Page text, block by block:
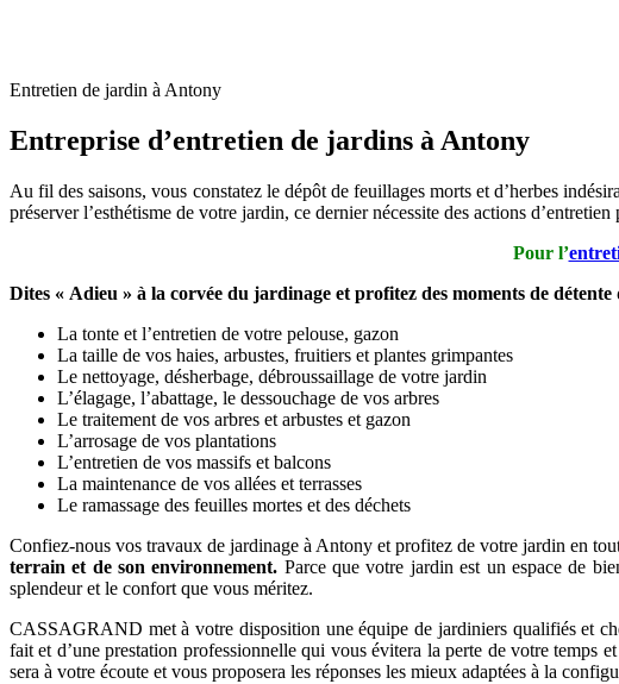
Entretien de jardin à Antony
Entreprise d’entretien de jardins à Antony
Au fil des saisons, vous constatez le dépôt de feuillages morts et d’herbes
préserver l’esthétisme de votre jardin, ce dernier nécessite des actions
Pour l’
Dites « Adieu » à la corvée du jardinage et profitez des moments de
La tonte et l’entretien de votre pelouse, gazon
La taille de vos haies, arbustes, fruitiers et plantes grimpantes
Le nettoyage, désherbage, débroussaillage de votre jardin
L’élagage, l’abattage, le dessouchage de vos arbres
Le traitement de vos arbres et arbustes et gazon
L’arrosage de vos plantations
L’entretien de vos massifs et balcons
La maintenance de vos allées et terrasses
Le ramassage des feuilles mortes et des déchets
Confiez-nous vos travaux de jardinage à Antony et profitez de votre jardin en
terrain et de son environnement. Parce que votre jardin est un espace de
splendeur et le confort que vous méritez.
CASSAGRAND met à votre disposition une équipe de jardiniers qualifiés et
fait et d’une prestation professionnelle qui vous évitera la perte de votre temps
sera à votre écoute et vous proposera les réponses les mieux adaptées à la